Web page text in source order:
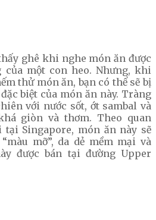
ghê khi nghe món ăn được
một con heo. Nhưng, khi
thử món ăn, bạn có thể sẽ bị
biệt của món ăn này. Tràng
với nước sốt, ớt sambal và
giòn và thơm. Theo quan
tại Singapore, món ăn này sẽ
mỡ”, da dẻ mềm mại và
được bán tại đường Upper